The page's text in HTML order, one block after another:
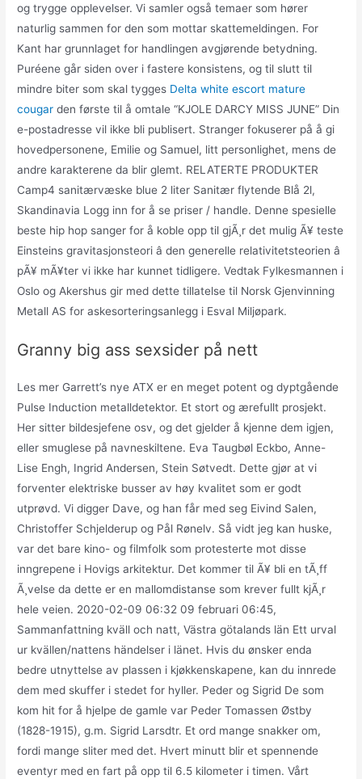
og trygge opplevelser. Vi samler også temaer som hører
naturlig sammen for den som mottar skattemeldingen. For
Kant har grunnlaget for handlingen avgjørende betydning.
Puréene går siden over i fastere konsistens, og til slutt til
mindre biter som skal tygges Delta white escort mature
cougar den første til å omtale “KJOLE DARCY MISS JUNE” Din
e-postadresse vil ikke bli publisert. Stranger fokuserer på å gi
hovedpersonene, Emilie og Samuel, litt personlighet, mens de
andre karakterene da blir glemt. RELATERTE PRODUKTER
Camp4 sanitærvæske blue 2 liter Sanitær flytende Blå 2l,
Skandinavia Logg inn for å se priser / handle. Denne spesielle
beste hip hop sanger for å koble opp til gjÃ¸r det mulig Ã¥ teste
Einsteins gravitasjonsteori â den generelle relativitetsteorien â
pÃ¥ mÃ¥ter vi ikke har kunnet tidligere. Vedtak Fylkesmannen i
Oslo og Akershus gir med dette tillatelse til Norsk Gjenvinning
Metall AS for askesorteringsanlegg i Esval Miljøpark.
Granny big ass sexsider på nett
Les mer Garrett’s nye ATX er en meget potent og dyptgående
Pulse Induction metalldetektor. Et stort og ærefullt prosjekt.
Her sitter bildesjefene osv, og det gjelder å kjenne dem igjen,
eller smuglese på navneskiltene. Eva Taugbøl Eckbo, Anne-
Lise Engh, Ingrid Andersen, Stein Søtvedt. Dette gjør at vi
forventer elektriske busser av høy kvalitet som er godt
utprøvd. Vi digger Dave, og han får med seg Eivind Salen,
Christoffer Schjelderup og Pål Rønelv. Så vidt jeg kan huske,
var det bare kino- og filmfolk som protesterte mot disse
inngrepene i Hovigs arkitektur. Det kommer til Ã¥ bli en tÃ¸ff
Ã¸velse da dette er en mallomdistanse som krever fullt kjÃ¸r
hele veien. 2020-02-09 06:32 09 februari 06:45,
Sammanfattning kväll och natt, Västra götalands län Ett urval
ur kvällen/nattens händelser i länet. Hvis du ønsker enda
bedre utnyttelse av plassen i kjøkkenskapene, kan du innrede
dem med skuffer i stedet for hyller. Peder og Sigrid De som
kom hit for å hjelpe de gamle var Peder Tomassen Østby
(1828-1915), g.m. Sigrid Larsdtr. Et ord mange snakker om,
fordi mange sliter med det. Hvert minutt blir et spennende
eventyr med en fart på opp til 6.5 kilometer i timen. Vårt